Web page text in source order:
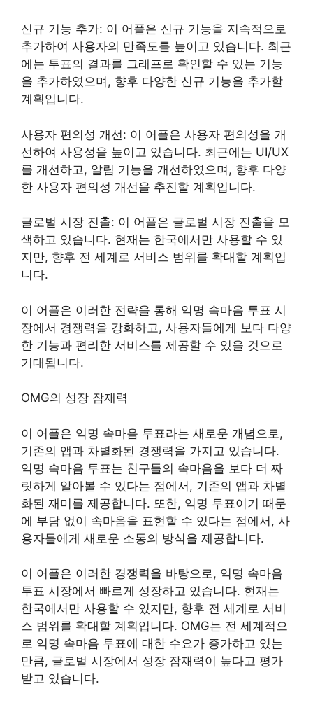
신규 기능 추가: 이 어플은 신규 기능을 지속적으로
추가하여 사용자의 만족도를 높이고 있습니다. 최근
에는 투표의 결과를 그래프로 확인할 수 있는 기능
을 추가하였으며, 향후 다양한 신규 기능을 추가할
계획입니다.
사용자 편의성 개선: 이 어플은 사용자 편의성을 개
선하여 사용성을 높이고 있습니다. 최근에는 UI/UX
를 개선하고, 알림 기능을 개선하였으며, 향후 다양
한 사용자 편의성 개선을 추진할 계획입니다.
글로벌 시장 진출: 이 어플은 글로벌 시장 진출을 모
색하고 있습니다. 현재는 한국에서만 사용할 수 있
지만, 향후 전 세계로 서비스 범위를 확대할 계획입
니다.
이 어플은 이러한 전략을 통해 익명 속마음 투표 시
장에서 경쟁력을 강화하고, 사용자들에게 보다 다양
한 기능과 편리한 서비스를 제공할 수 있을 것으로
기대됩니다.
OMG의 성장 잠재력
이 어플은 익명 속마음 투표라는 새로운 개념으로,
기존의 앱과 차별화된 경쟁력을 가지고 있습니다.
익명 속마음 투표는 친구들의 속마음을 보다 더 짜
릿하게 알아볼 수 있다는 점에서, 기존의 앱과 차별
화된 재미를 제공합니다. 또한, 익명 투표이기 때문
에 부담 없이 속마음을 표현할 수 있다는 점에서, 사
용자들에게 새로운 소통의 방식을 제공합니다.
이 어플은 이러한 경쟁력을 바탕으로, 익명 속마음
투표 시장에서 빠르게 성장하고 있습니다. 현재는
한국에서만 사용할 수 있지만, 향후 전 세계로 서비
스 범위를 확대할 계획입니다. OMG는 전 세계적으
로 익명 속마음 투표에 대한 수요가 증가하고 있는
만큼, 글로벌 시장에서 성장 잠재력이 높다고 평가
받고 있습니다.